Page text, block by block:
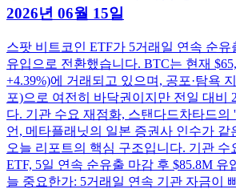
2026년 06월 15일
스팟 비트코인 ETF가 5거래일 연속 순유
유입으로 전환했습니다. BTC는 현재
+4.39%)에 거래되고 있으며, 공포·탐욕
포)으로 여전히 바닥권이지만 전일 대비
다. 기관 수요 재점화, 스탠다드차타드의
언, 메타플래닛의 일본 증권사 인수가 같
오늘 리포트의 핵심 구조입니다. 기관 수
ETF, 5일 연속 순유출 마감 후 $85.8M 유
늘 중요한가: 5거래일 연속 기관 자금이